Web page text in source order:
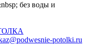
без воды и
potolki.ru